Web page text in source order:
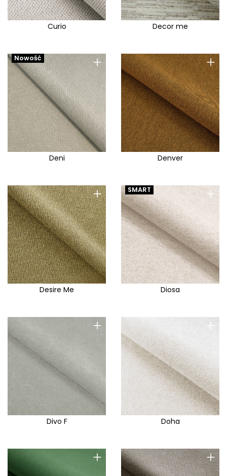
Curio Decor me
+
Nowość
Deni
+
Denver
+
Desire Me
+
SMART
Diosa
+
Divo F
+
Doha
+ +